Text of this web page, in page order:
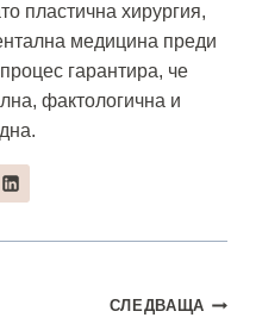
пластична хирургия,
медицина преди
гарантира, че
фактологична и
СЛЕДВАЩА